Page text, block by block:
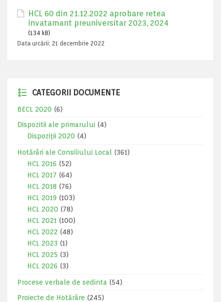
HCL 60 din 21.12.2022 aprobare retea
invatamant preuniversitar 2023, 2024
(134 kB)
Data urcării: 21 decembrie 2022
CATEGORII DOCUMENTE
BECL 2020 (6)
Dispozitii ale primarului (4)
Dispoziții 2020 (4)
Hotărâri ale Consiliului Local
(361)
HCL 2016 (52)
HCL 2017 (64)
HCL 2018 (76)
HCL 2019 (103)
HCL 2020 (78)
HCL 2021 (100)
HCL 2022 (48)
HCL 2023 (1)
HCL 2025 (3)
HCL 2026 (3)
Procese verbale de sedinta (54)
Proiecte de Hotărâre (245)